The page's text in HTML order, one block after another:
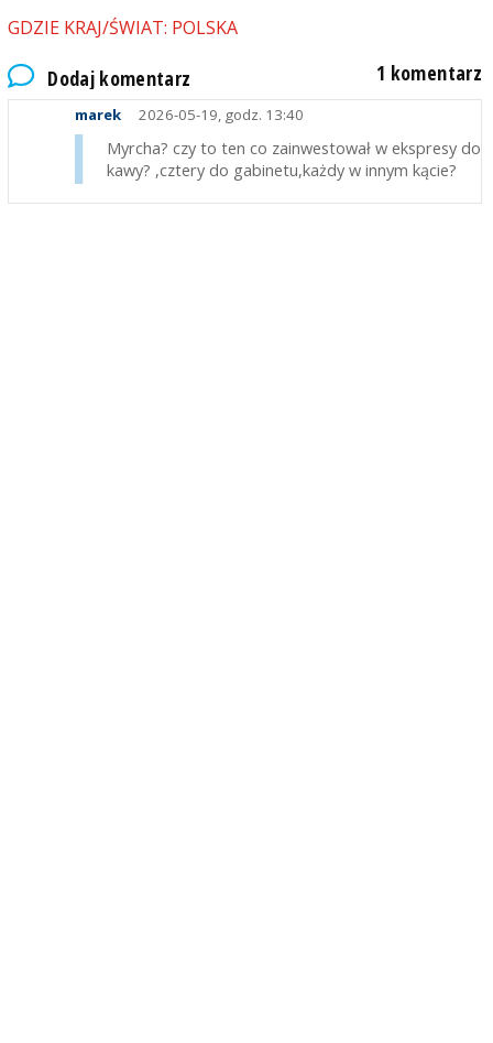
GDZIE KRAJ/ŚWIAT: POLSKA
Dodaj komentarz 1 komentarz
marek 2026-05-19, godz. 13:40
Myrcha? czy to ten co zainwestował w ekspresy do
kawy? ,cztery do gabinetu,każdy w innym kącie?